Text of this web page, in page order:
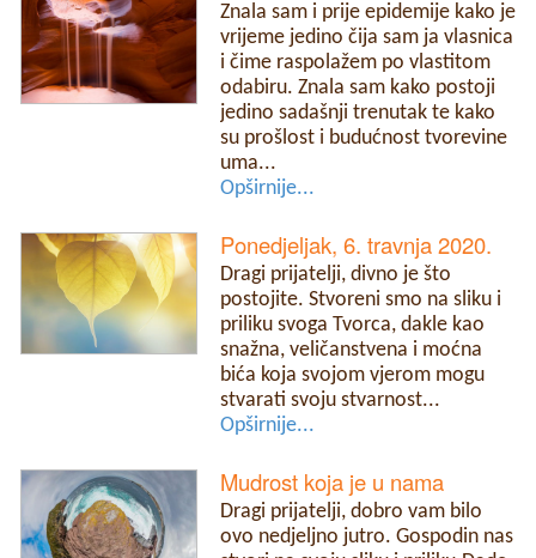
Znala sam i prije epidemije kako je
vrijeme jedino čija sam ja vlasnica
i čime raspolažem po vlastitom
odabiru. Znala sam kako postoji
jedino sadašnji trenutak te kako
su prošlost i budućnost tvorevine
uma...
Opširnije...
Ponedjeljak, 6. travnja 2020.
Dragi prijatelji, divno je što
postojite. Stvoreni smo na sliku i
priliku svoga Tvorca, dakle kao
snažna, veličanstvena i moćna
bića koja svojom vjerom mogu
stvarati svoju stvarnost...
Opširnije...
Mudrost koja je u nama
Dragi prijatelji, dobro vam bilo
ovo nedjeljno jutro. Gospodin nas